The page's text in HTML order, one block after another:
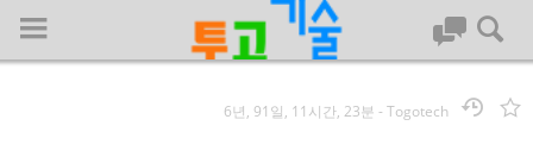
6년, 91일, 11시간, 23분 -Togotech